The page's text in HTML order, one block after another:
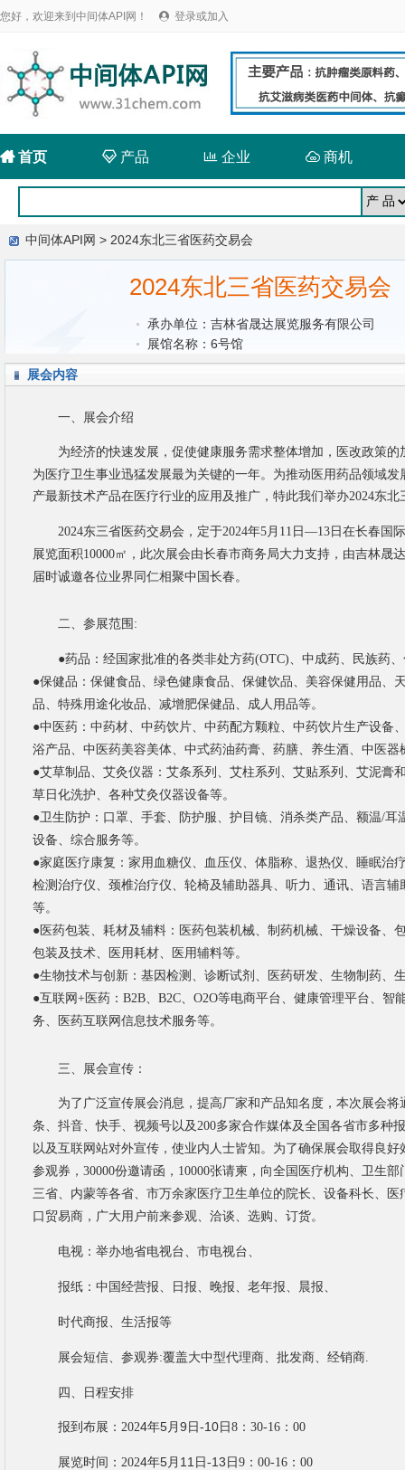
您好，欢迎来到中间体API网！  登录或加入
首页 产品  企业  商机
中间体API网 > 2024东北三省医药交易会
2024东北三省医药交易会
承办单位：吉林省晟达展览服务有限公司
展馆名称：6号馆
展会内容
一、 展会介绍
为经济的快速发展 ，促使健康服务需求整体增加，医改政策的
为医疗卫生事业迅猛发展最为关键的一年。为推动医用药品领域
产最新技术产品在医疗行业的应用及推广 ，特此我们举办2024东北
2024东三省医药交易会 ，定于2024年5 月 11 日 —13日在长春国
展览面积10000㎡， 此次展会由长春市商务局大力支持，由吉林晟
届时诚邀各位业界同仁相聚中国长春。
二、 参展范围 :
●药品： 经国家批准的各类非处方药(OTC)、中成药、民族药
●保健品： 保健食品、绿色健康食品、保健饮品、 美容保健用品、
品、特殊用途化妆品、减增肥保健品、成人用品等。
●中 医药： 中药材、中药饮片、中药配方颗粒、中药饮片生产设备
浴产品、中医药美容美体、中式药油药膏、药膳、养生酒、中医器
●艾草制品、艾灸仪器： 艾条系列、艾柱系列、艾贴系列、艾泥膏
草日化洗护、各种艾灸仪器设备等。
●卫生防护： 口罩、手套、防护服、护目镜、消杀类产品、额温/耳
设备、综合服务等。
●家庭医疗康复： 家用血糖仪、血压仪、体脂称、退热仪、睡眠治
检测治疗仪、颈椎治疗仪、轮椅及辅助器具、听力、通讯、语言
等。
● 医药包装、耗材及辅料： 医药包装机械、制药机械、干燥设备、
包装及技术、医用耗材、医用辅料等。
●生物技术与创新： 基因检测、诊断试剂、医药研发、生物制药、
●互联网 +医药： B2B、B2C、O2O等电商平台、健康管理平台、智
务、医药互联网信息技术服务等。
三、 展会宣传：
为了广泛宣传展会消息，提高厂家和产品知名度，本次展会
条、抖音、快手、视频号以及200多家合作媒体及全国各省市多种
以及互联网站对外宣传，使业内人士皆知。为了确保展会取得良
参观券， 30000份邀请函， 10000张请柬，向全国医疗机构、卫生
三省、内蒙等各省、市万余家医疗卫生单位的院长、设备科长、
口贸易商，广大用户前来参观、洽谈、选购、订货。
电视：举办地省电视台、市电视台、
报纸：中国经营报、日报、晚报、老年报、晨报、
时代商报、生活报等
展会短信、参观券:覆盖大中型代理商、批发商、经销商.
四、日程安排
报到布展： 2024年5月9 日 -10 日 8：30-16：00
展览时间： 2024年5月11 日 -13 日 9：00-16：00